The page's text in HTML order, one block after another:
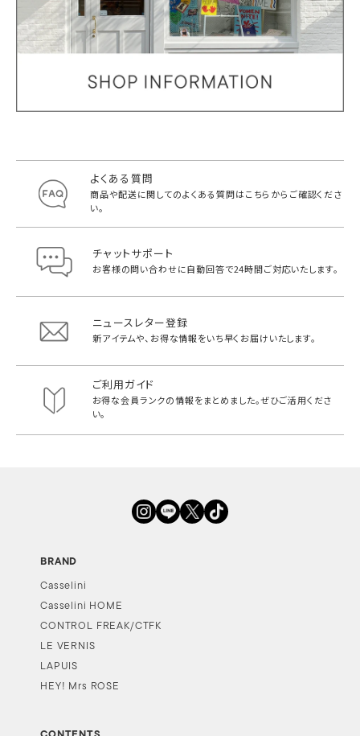
よくある質問
商品や配送に関してのよくある質問はこちらからご確認くださ
い。
チャットサポート
お客様の問い合わせに自動回答で24時間ご対応いたします。
ニュースレター登録
新アイテムや、お得な情報をいち早く お届けいたします。
ご利用ガイド
お得な会員ランクの情報をまとめました。ぜひご活用くださ
い。
BRAND
Casselini
Casselini HOME
CONTROL FREAK/CTFK
LE VERNIS
LAPUIS
HEY! Mrs ROSE